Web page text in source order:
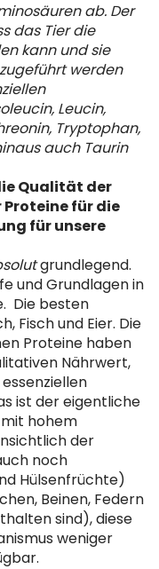
ab. Der
das Tier die
kann und sie
werden
Leucin,
Tryptophan,
auch Taurin
Qualität der
für die
für unsere
grundlegend.
und Grundlagen in
Die besten
Fisch und Eier. Die
Proteine ​​haben
Nährwert,
ist der eigentliche
hohem
der
noch
Hülsenfrüchte)
Beinen, Federn
sind), diese
weniger